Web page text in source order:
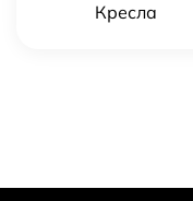
Кресла